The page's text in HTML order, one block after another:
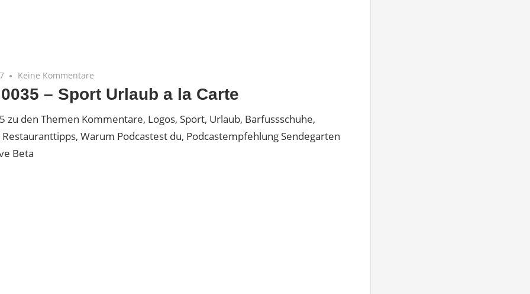
Keine Kommentare
– Sport Urlaub a la Carte
zu den Themen Kommentare, Logos, Sport, Urlaub, Barfussschuhe,
Warum Podcastest du, Podcastempfehlung Sendegarten
Beta